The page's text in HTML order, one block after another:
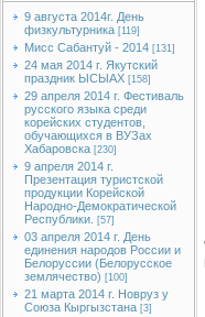
9 августа 2014г. День
физкультурника [119]
Мисс Сабантуй - 2014 [131]
24 мая 2014 г. Якутский
праздник ЫСЫАХ [158]
29 апреля 2014 г. Фестиваль
русского языка среди
корейских студентов,
обучающихся в ВУЗах
Хабаровска [230]
9 апреля 2014 г.
Презентация туристской
продукции Корейской
Народно-Демократической
Республики.
[57]
03 апреля 2014 г. День
единения народов России и
Белоруссии (Белорусское
землячество) [100]
21 марта 2014 г. Новруз у
Союза Кыргызстана [3]